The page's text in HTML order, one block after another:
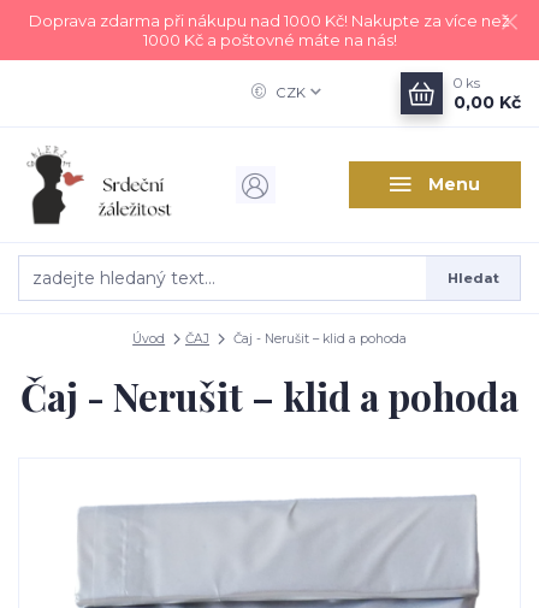
Doprava zdarma při nákupu nad 1000 Kč! Nakupte za více než
1000 Kč a poštovné máte na nás!
Menu
CZK
Hledat
0 ks
0,00 Kč
Úvod ČAJ Čaj - Nerušit – klid a pohoda
Čaj - Nerušit – klid a pohoda